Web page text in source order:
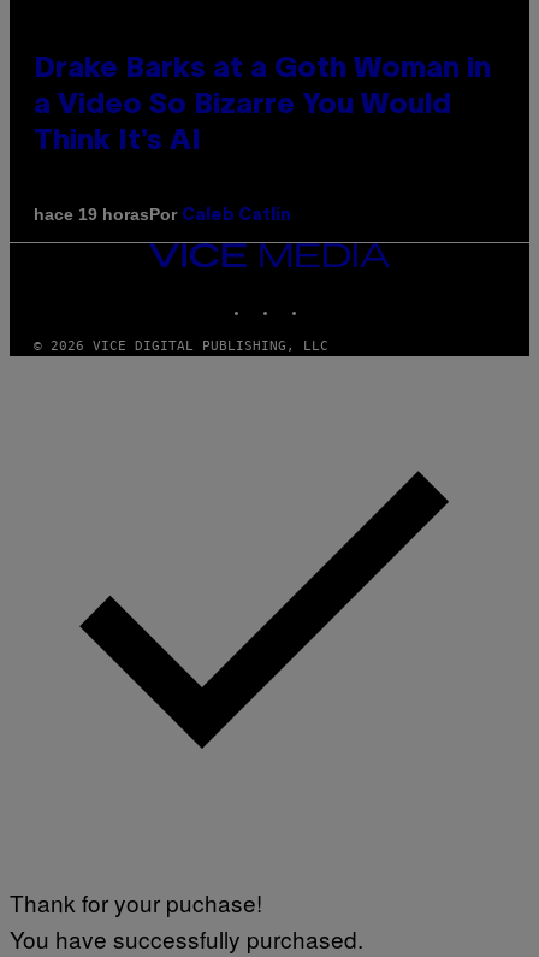
Drake Barks at a Goth Woman in
a Video So Bizarre You Would
Think It’s AI
hace 19 horasPor Caleb Catlin
VICE
MEDIA
© 2026 VICE DIGITAL PUBLISHING, LLC
Thank for your puchase!
You have successfully purchased.